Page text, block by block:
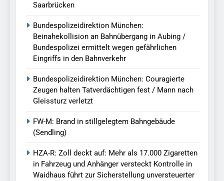
Saarbrücken
Bundespolizeidirektion München:
Beinahekollision an Bahnübergang in Aubing /
Bundespolizei ermittelt wegen gefährlichen
Eingriffs in den Bahnverkehr
Bundespolizeidirektion München: Couragierte
Zeugen halten Tatverdächtigen fest / Mann nach
Gleissturz verletzt
FW-M: Brand in stillgelegtem Bahngebäude
(Sendling)
HZA-R: Zoll deckt auf: Mehr als 17.000 Zigaretten
in Fahrzeug und Anhänger versteckt Kontrolle in
Waidhaus führt zur Sicherstellung unversteuerter